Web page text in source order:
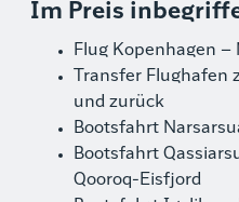
Im Preis
Flug Kopenhagen
Transfer Flughafen
und zurück
Bootsfahrt
Bootsfahrt
Qooroq-Eisfjord